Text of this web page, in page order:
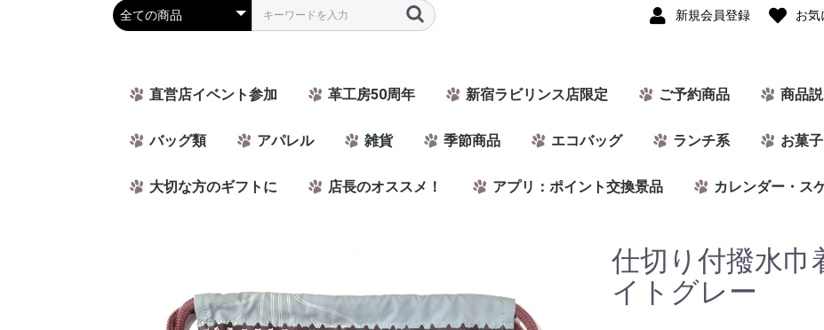
新規会員登録 お気
直営店イベント参加 革工房50周年 新宿ラビリンス店限定 ご予約商品 商品
バッグ類 アパレル 雑貨 季節商品 エコバッグ ランチ系 お菓子
大切な方のギフトに 店長のオススメ！ アプリ：ポイント交換景品 カレンダー・ス
仕切り付撥水巾
イトグレー